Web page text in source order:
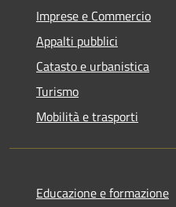
Imprese e Commercio
Appalti pubblici
Catasto e urbanistica
Turismo
Mobilità e trasporti
Educazione e formazione